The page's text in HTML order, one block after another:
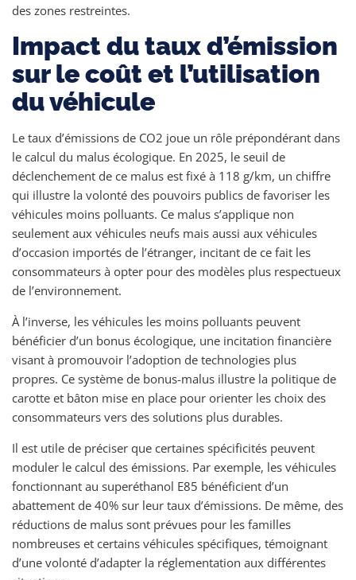
des zones restreintes.
Impact du taux d’émission
sur le coût et l’utilisation
du véhicule
Le taux d’émissions de CO2 joue un rôle prépondérant dans
le calcul du malus écologique. En 2025, le seuil de
déclenchement de ce malus est fixé à 118 g/km, un chiffre
qui illustre la volonté des pouvoirs publics de favoriser les
véhicules moins polluants. Ce malus s’applique non
seulement aux véhicules neufs mais aussi aux véhicules
d’occasion importés de l’étranger, incitant de ce fait les
consommateurs à opter pour des modèles plus respectueux
de l’environnement.
À l’inverse, les véhicules les moins polluants peuvent
bénéficier d’un bonus écologique, une incitation financière
visant à promouvoir l’adoption de technologies plus
propres. Ce système de bonus-malus illustre la politique de
carotte et bâton mise en place pour orienter les choix des
consommateurs vers des solutions plus durables.
Il est utile de préciser que certaines spécificités peuvent
moduler le calcul des émissions. Par exemple, les véhicules
fonctionnant au superéthanol E85 bénéficient d’un
abattement de 40% sur leur taux d’émissions. De même, des
réductions de malus sont prévues pour les familles
nombreuses et certains véhicules spécifiques, témoignant
d’une volonté d’adapter la réglementation aux différentes